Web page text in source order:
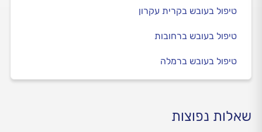
טיפול בעובש בקרית עקרון
טיפול בעובש ברחובות
טיפול בעובש ברמלה
שאלות נפוצות